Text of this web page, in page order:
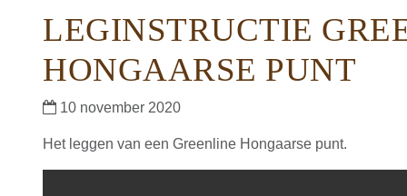
LEGINSTRUCTIE
HONGAARSE PUNT
10 november 2020
Het leggen van een Greenline Hongaarse punt.